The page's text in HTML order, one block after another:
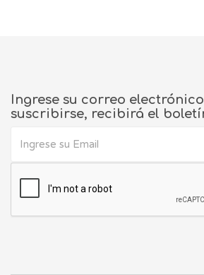
Ingrese su correo
suscribirse, recibirá el